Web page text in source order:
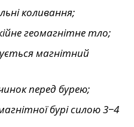
коливання;
геомагнітне тло;
магнітний
перед бурею;
бурі силою 3−4